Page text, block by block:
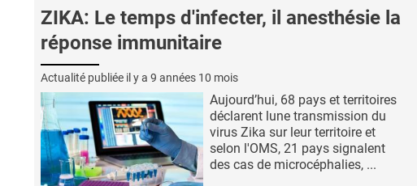
ZIKA: Le temps d'infecter, il anesthésie la
réponse immunitaire
Actualité publiée il y a 9 années 10 mois
Aujourd’hui, 68 pays et territoires
déclarent lune transmission du
virus Zika sur leur territoire et
selon l'OMS, 21 pays signalent
des cas de microcéphalies, ...